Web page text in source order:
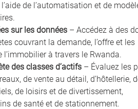
de l’automatisation et de
sur les données – Accédez à des
couvrant la demande, l’offre et les
l’immobilier à travers le Rwanda.
des classes d’actifs – Évaluez les
de vente au détail, d’hôtellerie,
de loisirs et de divertissement,
de santé et de stationnement.